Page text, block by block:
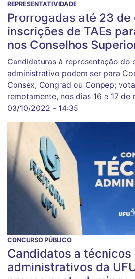
REPRESENTATIVIDADE
Prorrogadas até 23 de
inscrições de TAEs
nos Conselhos
Candidaturas à representação do
administrativo podem ser para
Consex, Congrad ou Conpep;
remotamente, nos dias 16 e 17 de
03/10/2022 - 14:35
CONCURSO PÚBLICO
Candidatos a técnicos
administrativos da